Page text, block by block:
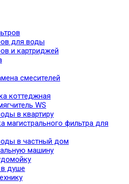
для воды
и картриджей
смесителей
коттеджная
WS
в квартиру
магистрального фильтра для
в частный дом
машину
в душе